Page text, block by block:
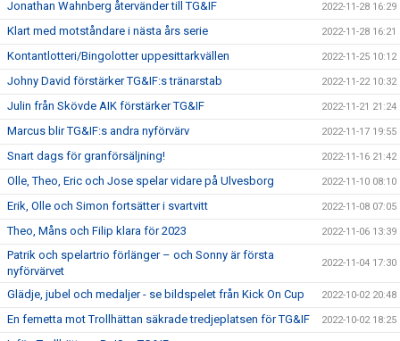
Jonathan Wahnberg återvänder till TG&IF 2022-11-28 16:29
Klart med motståndare i nästa års serie 2022-11-28 16:21
Kontantlotteri/Bingolotter uppesittarkvällen 2022-11-25 10:12
Johny David förstärker TG&IF:s tränarstab 2022-11-22 10:32
Julin från Skövde AIK förstärker TG&IF 2022-11-21 21:24
Marcus blir TG&IF:s andra nyförvärv 2022-11-17 19:55
Snart dags för granförsäljning! 2022-11-16 21:42
Olle, Theo, Eric och Jose spelar vidare på Ulvesborg 2022-11-10 08:10
Erik, Olle och Simon fortsätter i svartvitt 2022-11-08 07:05
Theo, Måns och Filip klara för 2023 2022-11-06 13:39
Patrik och spelartrio förlänger – och Sonny är första
nyförvärvet
2022-11-04 17:30
Glädje, jubel och medaljer - se bildspelet från Kick On Cup 2022-10-02 20:48
En femetta mot Trollhättan säkrade tredjeplatsen för TG&IF 2022-10-02 18:25